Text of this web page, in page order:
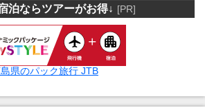
泊ならツアーがお得↓ [PR]
県のパック旅行 JTB